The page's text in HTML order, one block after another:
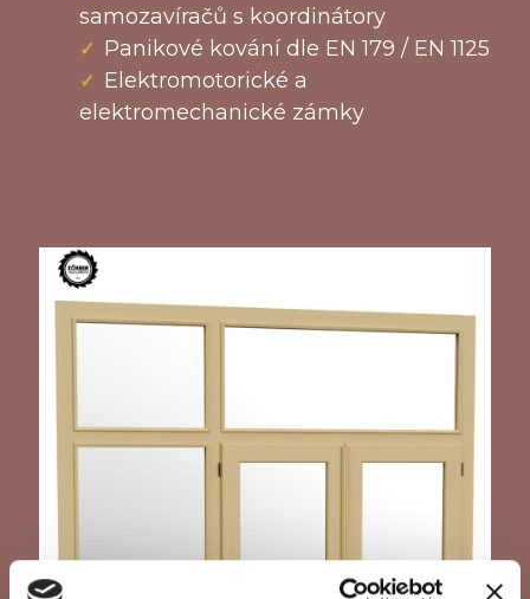
samozavíračů s koordinátory
Panikové kování dle EN 179 / EN 1125
Elektromotorické a
elektromechanické zámky